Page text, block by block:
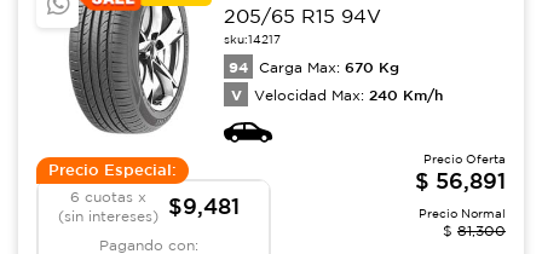
205/65 R15 94V
sku:14217
94 Carga Max: 670 Kg
V Velocidad Max: 240 Km/h
Precio Especial:
6 cuotas x
(sin intereses)
$9,481
Pagando con:
Precio Oferta
$ 56,891
Precio Normal
$ 81,300